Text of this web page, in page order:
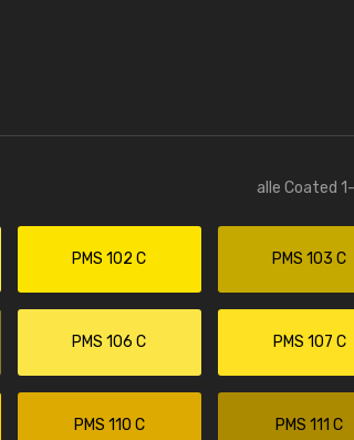
alle Coated
PMS 102 C PMS 103 C
PMS 106 C PMS 107 C
PMS 110 C PMS 111 C